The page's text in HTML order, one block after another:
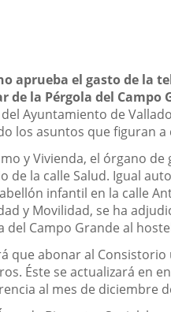
aprueba el gasto de la
de la Pérgola del Campo
Ayuntamiento de
los asuntos que figuran
y Vivienda, el órgano
de la calle Salud. Igual
infantil en la calle
y Movilidad, se ha
del Campo Grande al
que abonar al
Éste se actualizará en
al mes de diciembre